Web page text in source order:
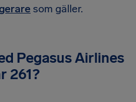
som gäller.
Pegasus Airlines
261?